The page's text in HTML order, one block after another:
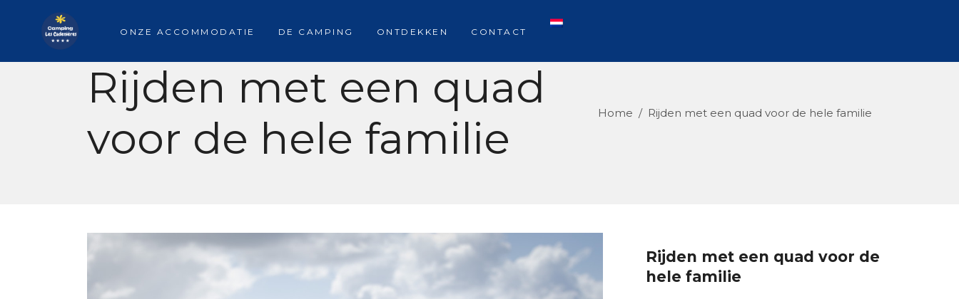
ONZE ACCOMMODATIE DE CAMPING ONTDEKKEN CONTACT
Rijden met een quad
voor de hele familie
Home / Rijden met een quad voor de hele familie
Rijden met een quad voor de
hele familie